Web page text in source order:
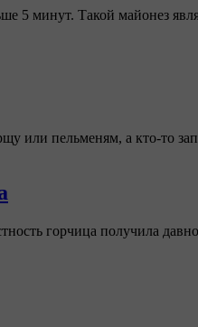
минут. Такой майонез
или пельменям, а кто-то
горчица получила